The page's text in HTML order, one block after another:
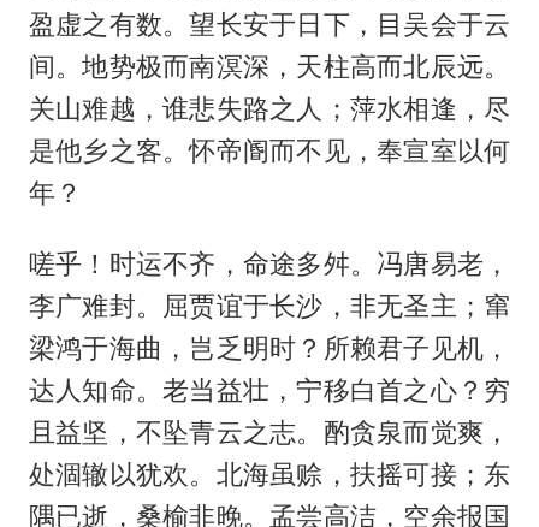
盈虚之有数。望长安于日下，目吴会于云
间。地势极而南溟深，天柱高而北辰远。
关山难越，谁悲失路之人；萍水相逢，尽
是他乡之客。怀帝阍而不见，奉宣室以何
年？
嗟乎！时运不齐，命途多舛。冯唐易老，
李广难封。屈贾谊于长沙，非无圣主；窜
梁鸿于海曲，岂乏明时？所赖君子见机，
达人知命。老当益壮，宁移白首之心？穷
且益坚，不坠青云之志。酌贪泉而觉爽，
处涸辙以犹欢。北海虽赊，扶摇可接；东
隅已逝，桑榆非晚。孟尝高洁，空余报国